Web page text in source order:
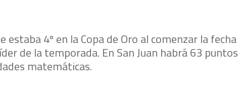
estaba 4º en la Copa de Oro al comenzar la fecha
de la temporada. En San Juan habrá 63 puntos
matemáticas.